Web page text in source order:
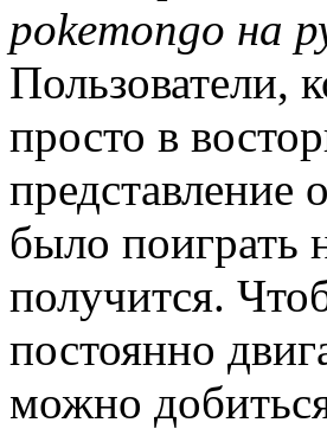
pokemongo на
Пользователи,
просто в
было поиграть
получится.
постоянно
можно